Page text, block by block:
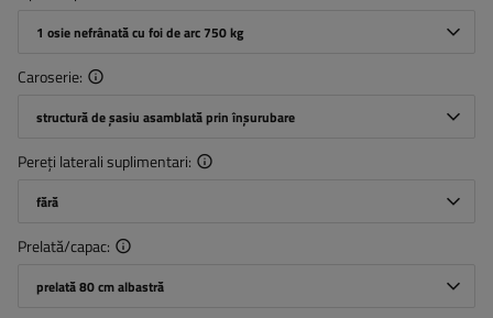
1 osie nefrânată cu foi de arc 750 kg
Caroserie
structură de șasiu asamblată prin înșurubare
Pereți laterali suplimentari
fără
Prelată/capac
prelată 80 cm albastră